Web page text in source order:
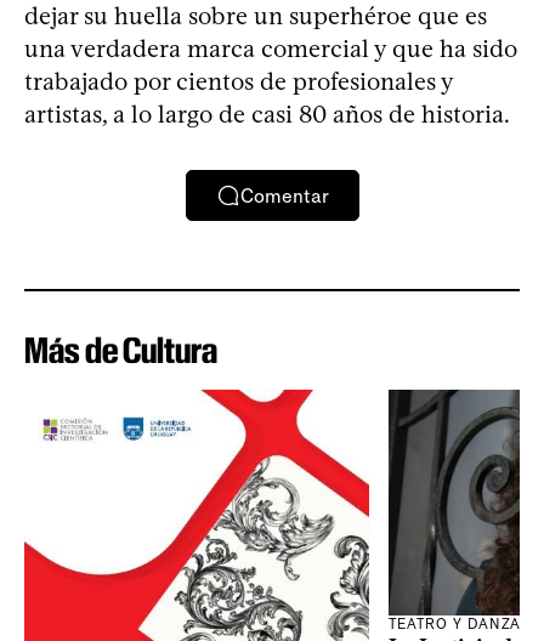
dejar su huella sobre un superhéroe que es
una verdadera marca comercial y que ha sido
trabajado por cientos de profesionales y
artistas, a lo largo de casi 80 años de historia.
Comentar
Más de Cultura
TEATRO Y DANZA